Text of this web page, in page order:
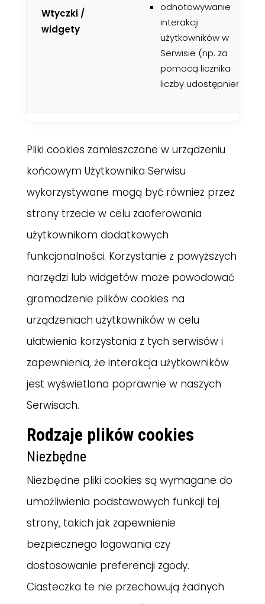
Wtyczki /
widgety
odnotowywanie
interakcji
użytkowników w
Serwisie (np. za
pomocą licznika
liczby udostępnień);
Pliki cookies zamieszczane w urządzeniu
końcowym Użytkownika Serwisu
wykorzystywane mogą być również przez
strony trzecie w celu zaoferowania
użytkownikom dodatkowych
funkcjonalności. Korzystanie z powyższych
narzędzi lub widgetów może powodować
gromadzenie plików cookies na
urządzeniach użytkowników w celu
ułatwienia korzystania z tych serwisów i
zapewnienia, że interakcja użytkowników
jest wyświetlana poprawnie w naszych
Serwisach.
Rodzaje plików cookies
Niezbędne
Niezbędne pliki cookies są wymagane do
umożliwienia podstawowych funkcji tej
strony, takich jak zapewnienie
bezpiecznego logowania czy
dostosowanie preferencji zgody.
Ciasteczka te nie przechowują żadnych